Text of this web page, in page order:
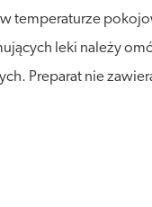
leki należy
Preparat nie